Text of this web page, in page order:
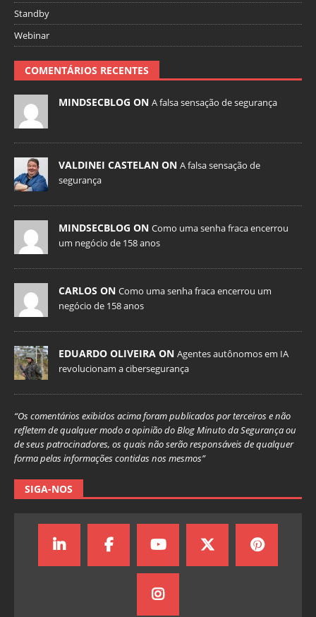
Standby
Webinar
COMENTÁRIOS RECENTES
MINDSECBLOG ON A falsa sensação de segurança
VALDINEI CASTELAN ON A falsa sensação de
segurança
MINDSECBLOG ON Como uma senha fraca encerrou
um negócio de 158 anos
CARLOS ON Como uma senha fraca encerrou um
negócio de 158 anos
EDUARDO OLIVEIRA ON Agentes autônomos em IA
revolucionam a cibersegurança
“Os comentários exibidos acima foram publicados por terceiros e não
refletem de qualquer modo a opinião do Blog Minuto da Segurança ou
de seus patrocinadores, os quais não serão responsáveis de qualquer
forma pelas informações contidas nos mesmos”
SIGA-NOS